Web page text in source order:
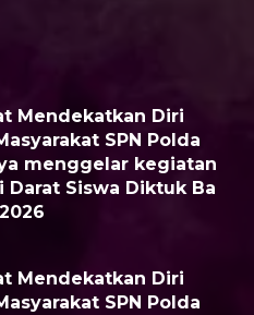
Mendekatkan Diri
SPN Polda
menggelar kegiatan
Darat Siswa Diktuk Ba
Mendekatkan Diri
SPN Polda